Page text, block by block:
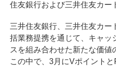
住友銀行および三井住友カー
三井住友銀行、三井住友カー
括業務提携を通じて、キャッ
スを組み合わせた新たな価値
この中で、3月にVポイント